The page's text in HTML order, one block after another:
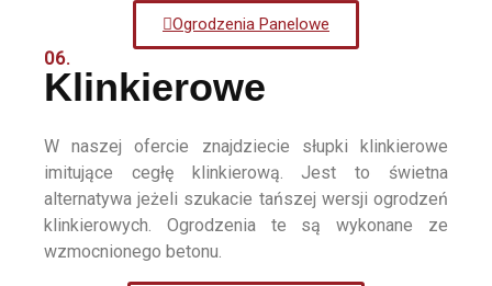
Ogrodzenia Panelowe
06.
Klinkierowe
W naszej ofercie znajdziecie słupki klinkierowe
imitujące cegłę klinkierową. Jest to świetna
alternatywa jeżeli szukacie tańszej wersji ogrodzeń
klinkierowych. Ogrodzenia te są wykonane ze
wzmocnionego betonu.